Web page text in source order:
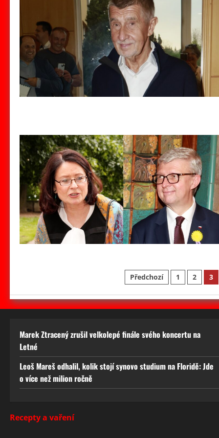
Stránkování
příspěvků
Předchozí 1 2 3
Marek Ztracený zrušil velkolepé finále svého koncertu na
Letné
Leoš Mareš odhalil, kolik stojí synovo studium na Floridě: Jde
o více než milion ročně
Recepty a vaření